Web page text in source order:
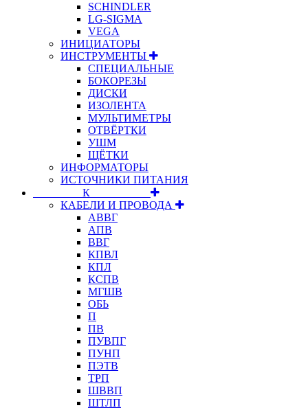
SCHINDLER
LG-SIGMA
VEGA
ИНИЦИАТОРЫ
ИНСТРУМЕНТЫ
СПЕЦИАЛЬНЫЕ
БОКОРЕЗЫ
ДИСКИ
ИЗОЛЕНТА
МУЛЬТИМЕТРЫ
ОТВЁРТКИ
УШМ
ЩЁТКИ
ИНФОРМАТОРЫ
ИСТОЧНИКИ ПИТАНИЯ
⠀⠀⠀⠀⠀⠀К⠀⠀⠀⠀⠀⠀⠀
КАБЕЛИ И ПРОВОДА
АВВГ
АПВ
ВВГ
КПВЛ
КПЛ
КСПВ
МГШВ
ОБЬ
П
ПВ
ПУВПГ
ПУНП
ПЭТВ
ТРП
ШВВП
ШТЛП